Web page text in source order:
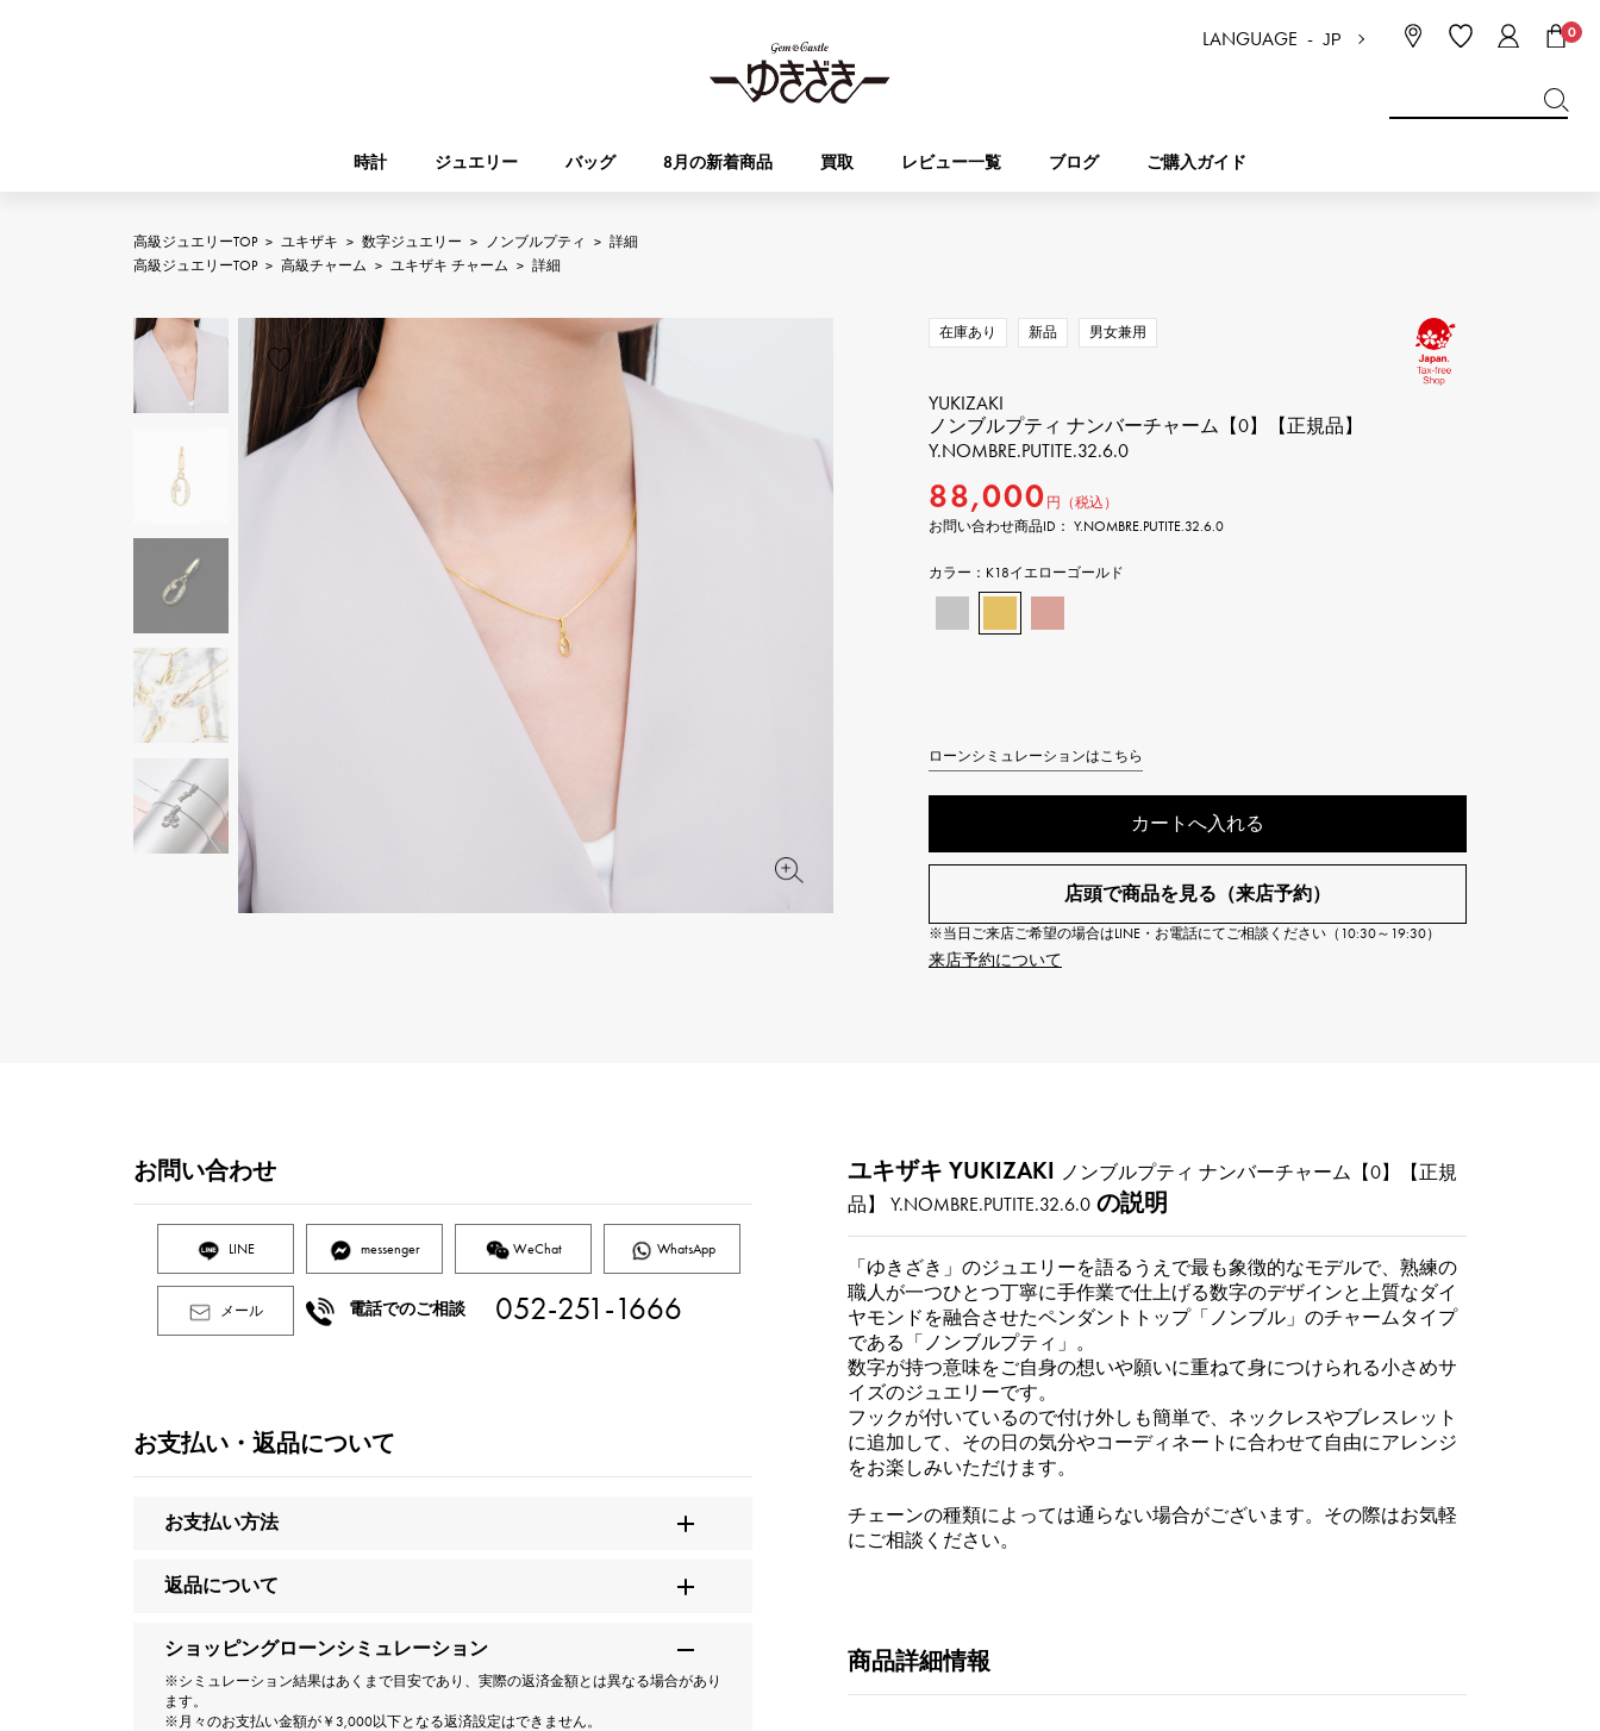
LANGUAGE -JP 0
時計 ジュエリー バッグ 8月の新着商品 買取 レビュー一覧 ブログ ご購入ガイド
ROLEX
A.LANGE & SOHNE
ランゲ＆ゾーネ
Breguet
FRANCK MULLER RICHARD MILLE
リシャール・ミル
VACHERON CONSTANTIN
JAEGER LE COULTRE
ジャガー・ルクルト シャネル
BVLGARI
TABLE CLOCK
置き時計
VINTAGE WATCH
ヴィンテージウォッチ
すべての時計ブランドを見る
YUKIZAKIジュエリー
REGALIA
レガリア
DOUBLE TOP
ダブルトップ
アルファプティ
TwinPinky
ツインピンキー
ANGLER
アングラー
YUKIZAKI BACHIKAN
ゆきざき バチカン
バーキン
ガーデンパーティー エブリン
その他
高級ジュエリーTOP > ユキザキ > 数字ジュエリー > ノンブルプティ > 詳細
高級ジュエリーTOP > 高級チャーム > ユキザキ チャーム > 詳細
在庫あり 新品 男女兼用
YUKIZAKI
ノンブルプティ ナンバーチャーム【0】【正規品】
Y.NOMBRE.PUTITE.32.6.0
88,000 円（税込）
お問い合わせ商品ID： Y.NOMBRE.PUTITE.32.6.0
カラー： K18イエローゴールド
ローンシミュレーションはこちら
カートへ入れる
店頭で商品を見る（来店予約）
※当日ご来店ご希望の場合はLINE・お電話にてご相談ください（10:30～19:30）
来店予約について
お問い合わせ
LINE messenger WeChat WhatsApp
メール 電話でのご相談 052-251-1666
お支払い・返品について
お支払い方法
返品について
ショッピングローンシミュレーション
※シミュレーション結果はあくまで目安であり、実際の返済金額とは異なる場合があり
ます。
※月々のお支払い金額が￥3,000以下となる返済設定はできません。
ユキザキ YUKIZAKI ノンブルプティ ナンバーチャーム【0】【正規
品】
Y.NOMBRE.PUTITE.32.6.0 の説明
「ゆきざき」のジュエリーを語るうえで最も象徴的なモデルで、熟練の
職人が一つひとつ丁寧に手作業で仕上げる数字のデザインと上質なダイ
ヤモンドを融合させたペンダントトップ「ノンブル」のチャームタイプ
である「ノンブルプティ」。
数字が持つ意味をご自身の想いや願いに重ねて身につけられる小さめサ
イズのジュエリーです。
フックが付いているので付け外しも簡単で、ネックレスやブレスレット
に追加して、その日の気分やコーディネートに合わせて自由にアレンジ
をお楽しみいただけます。
チェーンの種類によっては通らない場合がございます。その際はお気軽
にご相談ください。
商品詳細情報